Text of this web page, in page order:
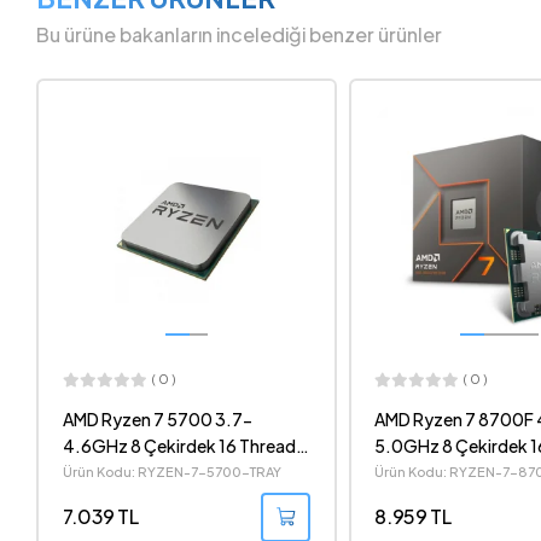
Bu ürüne bakanların incelediği benzer ürünler
( 0 )
AMD Ryzen 7 8700F 4.1-
5.0GHz 8 Çekirdek 16 Thread
16MB Cache Soket AM5 İşlemci
Ürün Kodu: RYZEN-7-8700F
8.959 TL
( 0 )
AMD Ryzen 5
4.5GHz 6 Çekirdek
96MB Cache Soket
Ürün Kodu: RYZEN-5-
12.586 TL